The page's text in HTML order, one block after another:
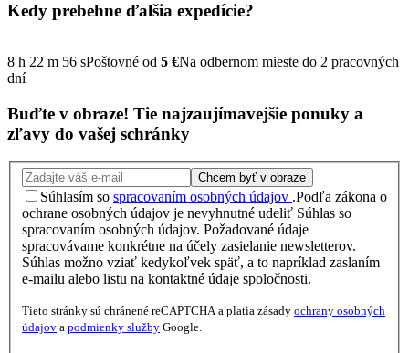
Kedy prebehne ďalšia expedície?
8 h 22 m 55 sPoštovné od 5 €Na odbernom mieste do 2 pracovných
dní
Buďte v obraze! Tie najzaujímavejšie ponuky a
zľavy do vašej schránky
Chcem byť v obraze
Súhlasím so spracovaním osobných údajov .Podľa zákona o
ochrane osobných údajov je nevyhnutné udeliť Súhlas so
spracovaním osobných údajov. Požadované údaje
spracovávame konkrétne na účely zasielanie newsletterov.
Súhlas možno vziať kedykoľvek späť, a to napríklad zaslaním
e-mailu alebo listu na kontaktné údaje spoločnosti.
Tieto stránky sú chránené reCAPTCHA a platia zásady ochrany osobných
údajov a podmienky služby Google.